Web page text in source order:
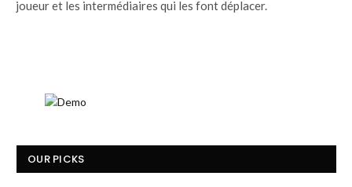
joueur et les intermédiaires qui les font déplacer.
OUR PICKS